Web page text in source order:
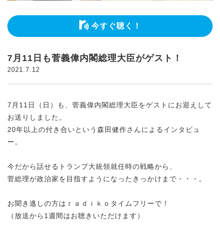
今すぐ聴く！
7月11日も菅義偉内閣総理大臣がゲスト！
2021.7.12
7月11日（日）も、菅義偉内閣総理大臣をゲストにお迎えして
お送りしました。
20年以上の付き合いという森田健作さんによるインタビュ
ー。
今だから話せるトランプ大統領就任時の戦略から、
菅総理が政治家を目指すようになったきっかけまで・・・。
お聞き逃しの方はｒａｄｉｋｏタイムフリーで！
（放送から1週間はお聴きいただけます）